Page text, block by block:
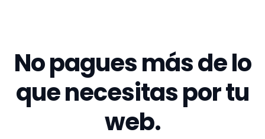
No pagues más de lo
que necesitas por tu
web.